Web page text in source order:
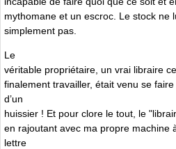
mythomane et un escroc. Le stock ne
simplement pas.
Le
véritable propriétaire, un vrai libraire
finalement travailler, était venu se
d’un
huissier ! Et pour clore le tout, le
en rajoutant avec ma propre machine
lettre